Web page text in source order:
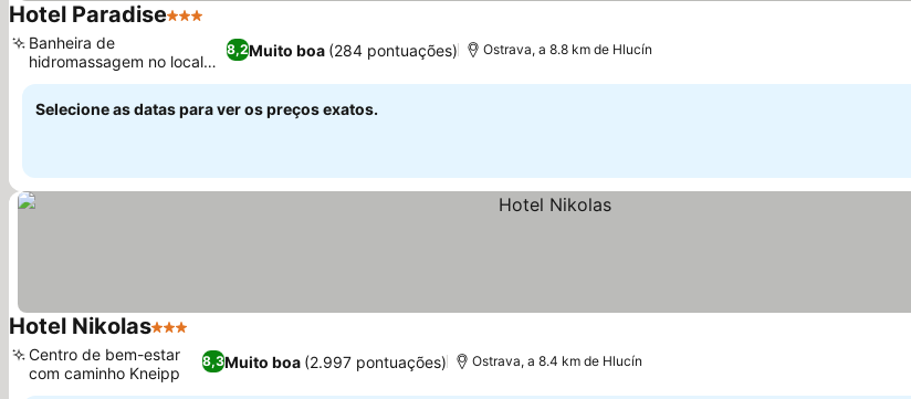
Hotel Paradise3 Estrelas
8,2Muito boa (284 pontuações)
Banheira de
hidromassagem no local
para relaxar
Ostrava, a 8.8 km de Hlucín
Selecione as datas para ver os preços exatos.
Hotel Nikolas3 Estrelas
8,3Muito boa (2.997 pontuações)
Centro de bem-estar
com caminho Kneipp
Ostrava, a 8.4 km de Hlucín